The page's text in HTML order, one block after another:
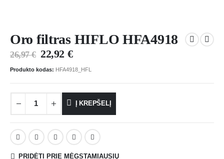
Oro filtras HIFLO HFA4918
26,97€ 22,92 €
Produkto kodas: HFA4918_HFL
Į KREPŠELĮ
PRIDĖTI PRIE MĖGSTAMIAUSIŲ